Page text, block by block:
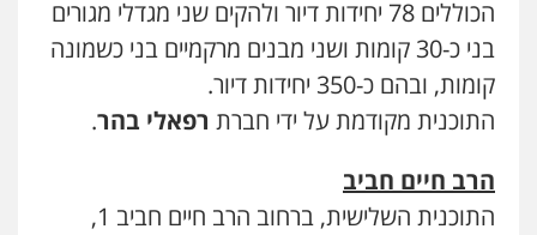
הכוללים 78 יחידות דיור ולהקים שני מגדלי מגורים
בני כ-30 קומות ושני מבנים מרקמיים בני כשמונה
קומות, ובהם כ-350 יחידות דיור.
התוכנית מקודמת על ידי חברת רפאלי בהר.
הרב חיים חביב
התוכנית השלישית, ברחוב הרב חיים חביב 1,